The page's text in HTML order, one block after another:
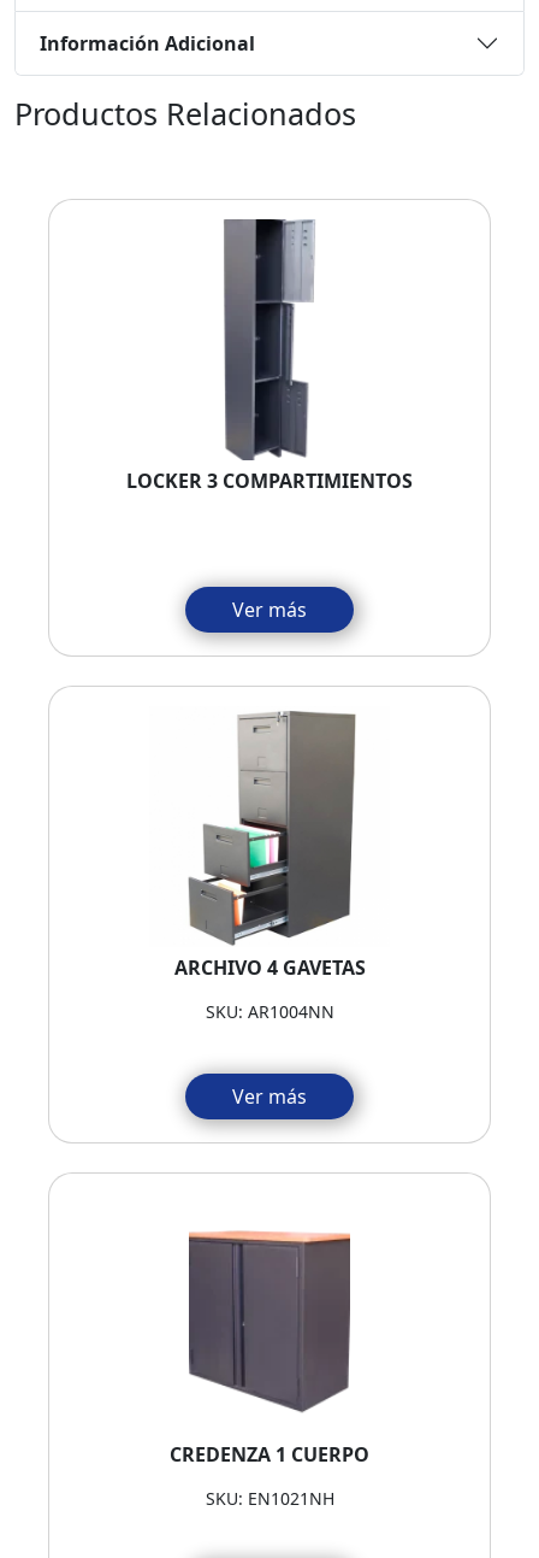
Información Adicional
Productos Relacionados
LOCKER 3 COMPARTIMIENTOS
Ver más
ARCHIVO 4 GAVETAS
SKU: AR1004NN
Ver más
CREDENZA 1 CUERPO
SKU: EN1021NH